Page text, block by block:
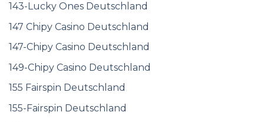
143-Lucky Ones Deutschland
147 Chipy Casino Deutschland
147-Chipy Casino Deutschland
149-Chipy Casino Deutschland
155 Fairspin Deutschland
155-Fairspin Deutschland